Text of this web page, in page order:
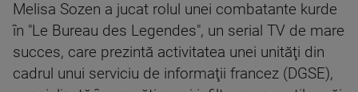
Melisa Sozen a jucat rolul unei combatante kurde
în "Le Bureau des Legendes", un serial TV de mare
succes, care prezintă activitatea unei unităţi din
cadrul unui serviciu de informaţii francez (DGSE),